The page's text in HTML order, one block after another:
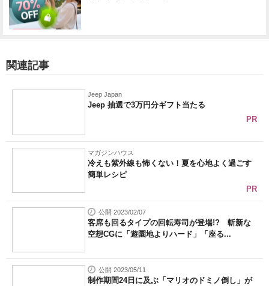
関連記事
Jeep Japan
Jeep 抽選で3万円分ギフト当たる
PR
マガジンハウス
冷えも紫外線も怖くない！夏を心地よく過ごす
簡単レシピ
PR
公開 2023/02/07
客席も回るタイプの回転寿司が登場!? 斬新な
空想CGに「遊園地よりハード」「座る...
公開 2023/05/11
制作期間24日に及ぶ「マリオのドミノ倒し」が